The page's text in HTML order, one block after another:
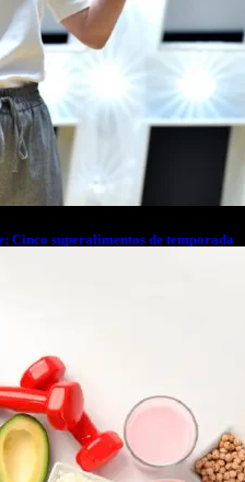
Cinco superalimentos de temporada